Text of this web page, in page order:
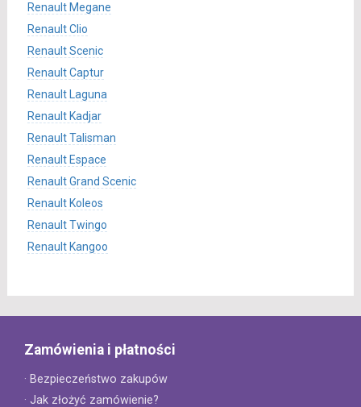
Renault Megane
Renault Clio
Renault Scenic
Renault Captur
Renault Laguna
Renault Kadjar
Renault Talisman
Renault Espace
Renault Grand Scenic
Renault Koleos
Renault Twingo
Renault Kangoo
Zamówienia i płatności
· Bezpieczeństwo zakupów
· Jak złożyć zamówienie?